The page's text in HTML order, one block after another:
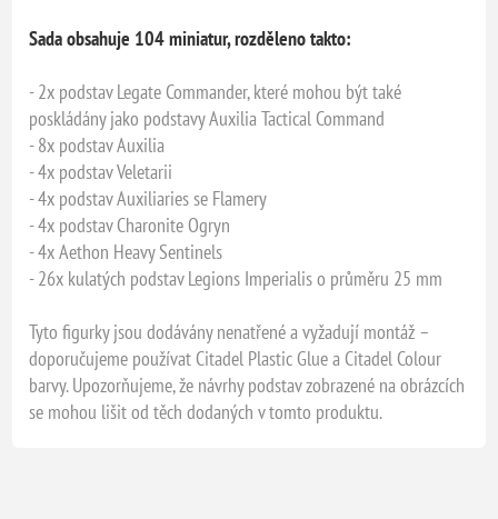
Sada obsahuje 104 miniatur, rozděleno takto:
- 2x podstav Legate Commander, které mohou být také
poskládány jako podstavy Auxilia Tactical Command
- 8x podstav Auxilia
- 4x podstav Veletarii
- 4x podstav Auxiliaries se Flamery
- 4x podstav Charonite Ogryn
- 4x Aethon Heavy Sentinels
- 26x kulatých podstav Legions Imperialis o průměru 25 mm
Tyto figurky jsou dodávány nenatřené a vyžadují montáž –
doporučujeme používat Citadel Plastic Glue a Citadel Colour
barvy. Upozorňujeme, že návrhy podstav zobrazené na obrázcích
se mohou lišit od těch dodaných v tomto produktu.